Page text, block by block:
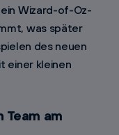
Wizard-of-Oz-
was später
des neuen
einer kleinen
am